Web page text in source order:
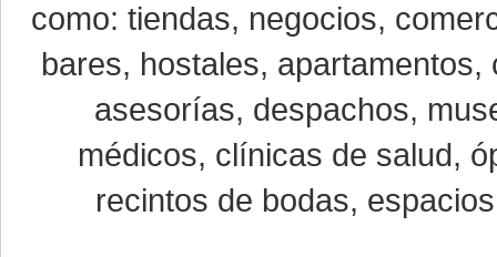
como: tiendas, negocios,
bares, hostales,
asesorías, despachos,
médicos, clínicas de salud,
recintos de bodas,